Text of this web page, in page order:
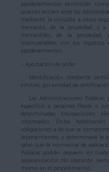
apoderamientos permitirán
quienes actúen ante las
mediante la consulta a otros
mercantil, de la propiedad, y a
mercantiles, de la
interoperables con los registros
apoderamientos.
- Aportación de poder
- Identificación mediante
emitido por entidad de
- Las Administraciones
específico a personas físicas o
determinadas transacciones
interesados. Dicha
obligaciones a las que se
representantes, y determinará la
salvo que la normativa de
Públicas podrán requerir, en
representación. No obstante,
mismo en el procedimiento.